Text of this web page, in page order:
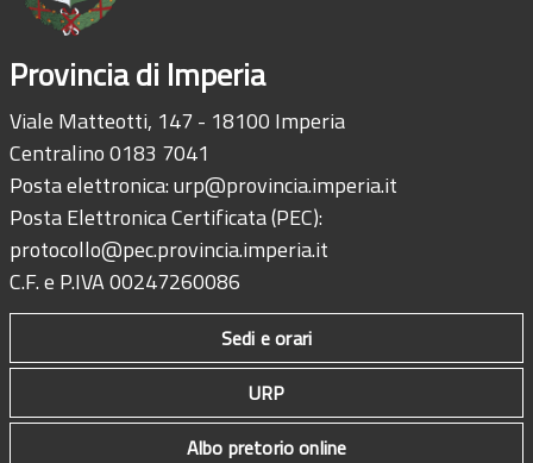
Provincia di Imperia
Viale Matteotti, 147 - 18100 Imperia
Centralino 0183 7041
Posta elettronica:urp@provincia.imperia.it
Posta Elettronica Certificata (PEC):
protocollo@pec.provincia.imperia.it
C.F. e P.IVA 00247260086
Sedi e orari
URP
Albo pretorio online